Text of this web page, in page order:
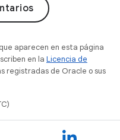
aparecen en esta página
en la Licencia de
registradas de Oracle o sus